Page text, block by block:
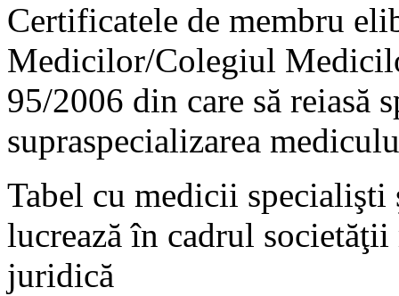
Certificatele de membru
Medicilor/Colegiul
95/2006 din care să reiasă
supraspecializarea
Tabel cu medicii
lucrează în cadrul
juridică